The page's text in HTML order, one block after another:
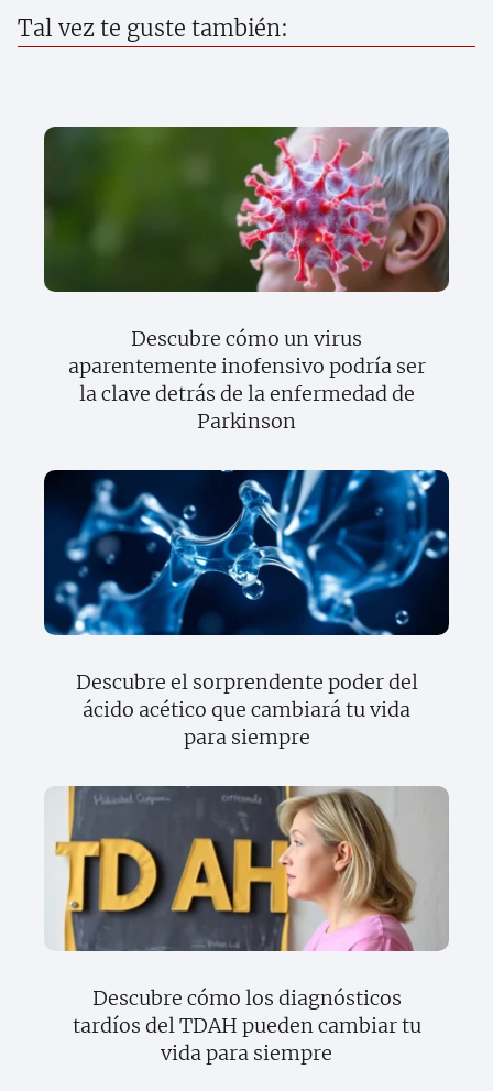
Tal vez te guste también:
Descubre cómo un virus
aparentemente inofensivo podría ser
la clave detrás de la enfermedad de
Parkinson
Descubre el sorprendente poder del
ácido acético que cambiará tu vida
para siempre
Descubre cómo los diagnósticos
tardíos del TDAH pueden cambiar tu
vida para siempre